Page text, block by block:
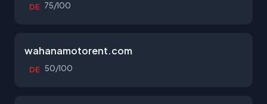
DE 75/100
wahanamotorent.com
DE 50/100